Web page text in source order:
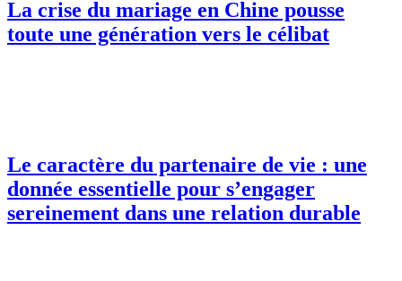
La crise du mariage en Chine pousse
toute une génération vers le célibat
Le caractère du partenaire de vie : une
donnée essentielle pour s’engager
sereinement dans une relation durable